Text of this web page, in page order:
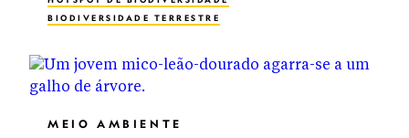
BIODIVERSIDADE TERRESTRE
MEIO AMBIENTE